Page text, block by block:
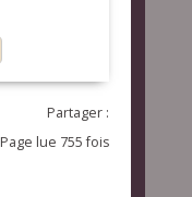
Partager :
Page lue 755 fois